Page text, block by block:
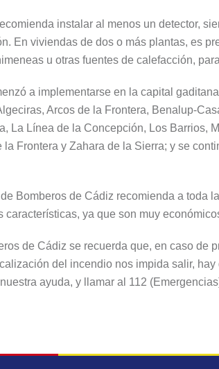
instalar al menos un detector,
En viviendas de dos o más plantas, es
u otras fuentes de calefacción,
a implementarse en la capital
Arcos de la Frontera, Benalup-
La Línea de la Concepción, Los
Frontera y Zahara de la Sierra; y se
Bomberos de Cádiz recomienda a
ya que son muy
de Cádiz se recuerda que, en caso
del incendio nos impida salir,
ayuda, y llamar al 112